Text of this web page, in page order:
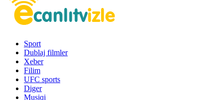
Sport
Dublaj filmler
Xeber
Filim
UFC sports
Diger
Musiqi